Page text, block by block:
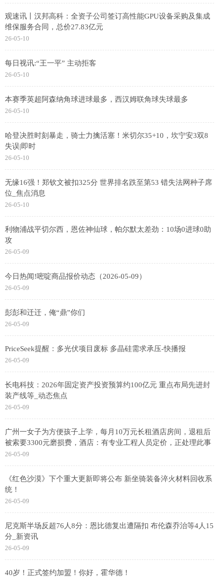
观速讯丨汉邦高科：全资子公司签订高性能GPU设备采购及集成
维保服务合同，总价27.83亿元
26-05-10
每日视讯:“王一平” 主动拒客
26-05-10
本赛季英超阿森纳角球进球最多，西汉姆联角球失球最多
26-05-10
哈登决胜时刻暴走，骑士力擒活塞！米切尔35+10，坎宁安3双8
失误|即时
26-05-10
无缘16强！郑钦文被扣325分 世界排名跌至第53 错失法网种子席
位_焦点消息
26-05-10
利物浦战平切尔西，恩佐神仙球，帕尔默太差劲：10场0进球0助
攻
26-05-09
今日热闻!嘧啶商品报价动态（2026-05-09）
26-05-09
彭彭和迁迁，俺“鼎”你们
26-05-09
PriceSeek提醒：多光伏项目废标 多晶硅需求承压-快播报
26-05-09
长电科技：2026年固定资产投资预算约100亿元 重点布局先进封
装产线等_动态焦点
26-05-09
广州一女子为方便孩子上学，每月10万元长租酒店房间，退租后
被索要3300元磨损费，酒店：有专业工程人员定价，正处理此事
26-05-09
《红色沙漠》下个重大更新即将公布 新坐骑装备淬火材料回收系
统！
26-05-09
尼克斯半场反超76人8分：恩比德复出遭隔扣 布伦森乔治等4人15
分_新资讯
26-05-09
40岁！正式签约加盟！你好，霍华德！